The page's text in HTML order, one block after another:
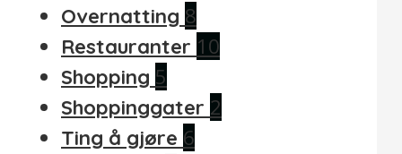
Overnatting 8
Restauranter 10
Shopping 5
Shoppinggater 2
Ting å gjøre 6